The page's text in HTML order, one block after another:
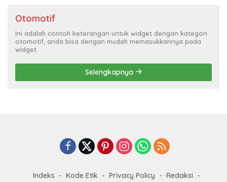
Otomotif
Ini adalah contoh keterangan untuk widget dengan kategori
otomotif, anda bisa dengan mudah memasukkannya pada
widget.
Selengkapnya
Indeks Kode Etik Privacy Policy
Redaksi